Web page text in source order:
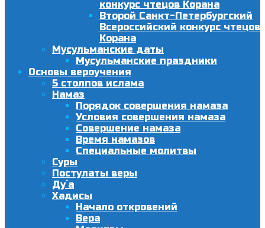
конкурс чтецов Корана
Второй Санкт-Петербургский
Всероссийский конкурс чтецов
Корана
Мусульманские даты
Мусульманские праздники
Основы вероучения
5 столпов ислама
Намаз
Порядок совершения намаза
Условия совершения намаза
Совершение намаза
Время намазов
Специальные молитвы
Суры
Постулаты веры
Ду´а
Хадисы
Начало откровений
Вера